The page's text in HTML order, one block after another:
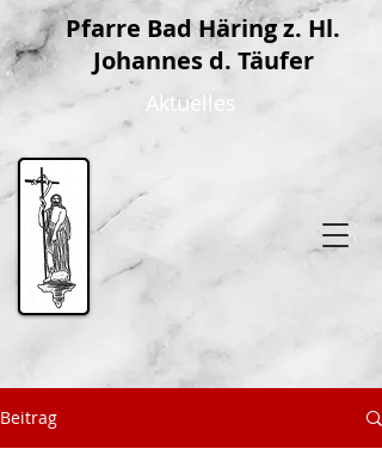
Pfarre Bad Häring z. Hl.
Johannes d. Täufer
Aktuelles
Beitrag